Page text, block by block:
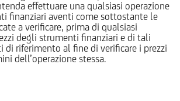
effettuare una qualsiasi operazione
finanziari aventi come sottostante le
a verificare, prima di qualsiasi
degli strumenti finanziari e di tali
di riferimento al fine di verificare i prezzi
dell’operazione stessa.